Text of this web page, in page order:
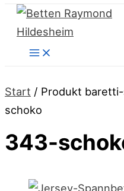
Start / Produkt
schoko
343-